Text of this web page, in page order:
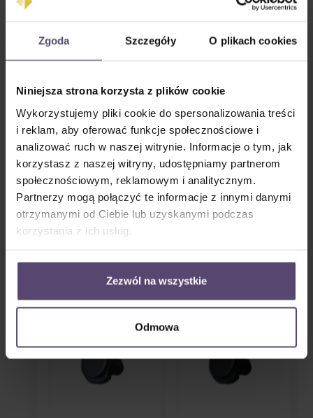
Zgoda Szczegóły O plikach cookies
Niniejsza strona korzysta z plików cookie
Wykorzystujemy pliki cookie do spersonalizowania treści
i reklam, aby oferować funkcje społecznościowe i
analizować ruch w naszej witrynie. Informacje o tym, jak
korzystasz z naszej witryny, udostępniamy partnerom
społecznościowym, reklamowym i analitycznym.
Partnerzy mogą połączyć te informacje z innymi danymi
otrzymanymi od Ciebie lub uzyskanymi podczas
korzystania z ich usług.
Zezwól na wszystkie
Odmowa
lewy prawy
Kolor systemu